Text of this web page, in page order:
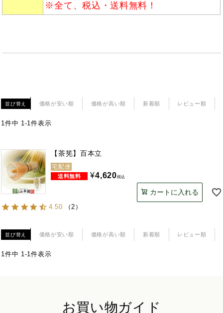
※全て、税込・送料無料！
並び替え 価格が安い順 価格が高い順 新着順 レビュー順
1件中 1-1件表示
【茶筅】百本立
宅配便
¥4,620税込
カートに入れる
4.50 （2 ）
並び替え 価格が安い順 価格が高い順 新着順 レビュー順
1件中 1-1件表示
お買い物ガイド